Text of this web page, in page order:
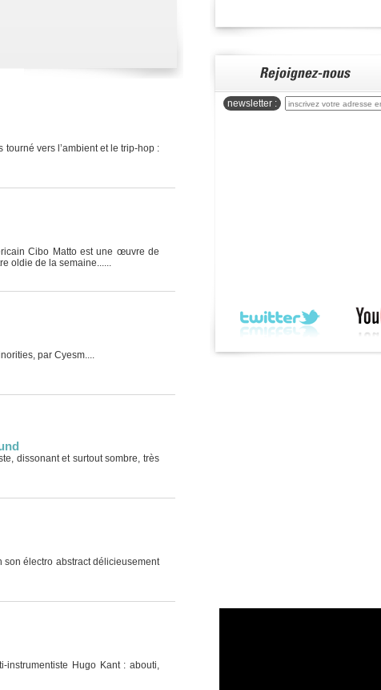
vers l’ambient et le trip-hop :
Cibo Matto est une œuvre de
oldie de la semaine......
par Cyesm....
dissonant et surtout sombre, très
son électro abstract délicieusement
instrumentiste Hugo Kant : abouti,
newsletter :